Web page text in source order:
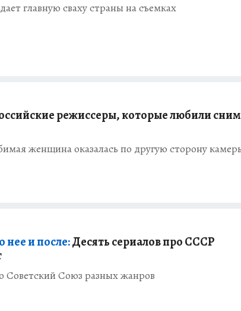
главную сваху страны на съемках
режиссеры, которые любили
женщина оказалась по другую сторону
и после:Десять сериалов про СССР
Советский Союз разных жанров